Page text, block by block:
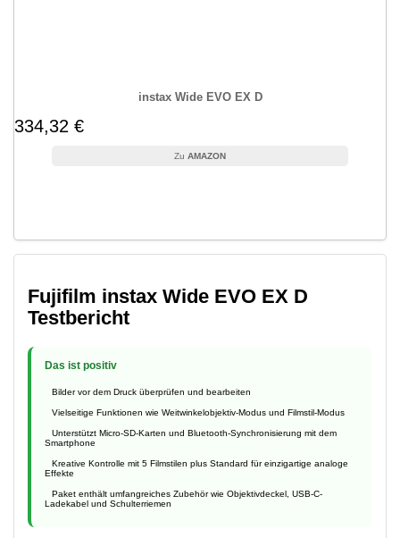
instax Wide EVO EX D
334,32 €
AMAZON
Fujifilm instax Wide EVO EX D
Testbericht
Das ist positiv
Bilder vor dem Druck überprüfen und bearbeiten
Vielseitige Funktionen wie Weitwinkelobjektiv-Modus und Filmstil-Modus
Unterstützt Micro-SD-Karten und Bluetooth-Synchronisierung mit dem
Smartphone
Kreative Kontrolle mit 5 Filmstilen plus Standard für einzigartige analoge
Effekte
Paket enthält umfangreiches Zubehör wie Objektivdeckel, USB-C-
Ladekabel und Schulterriemen